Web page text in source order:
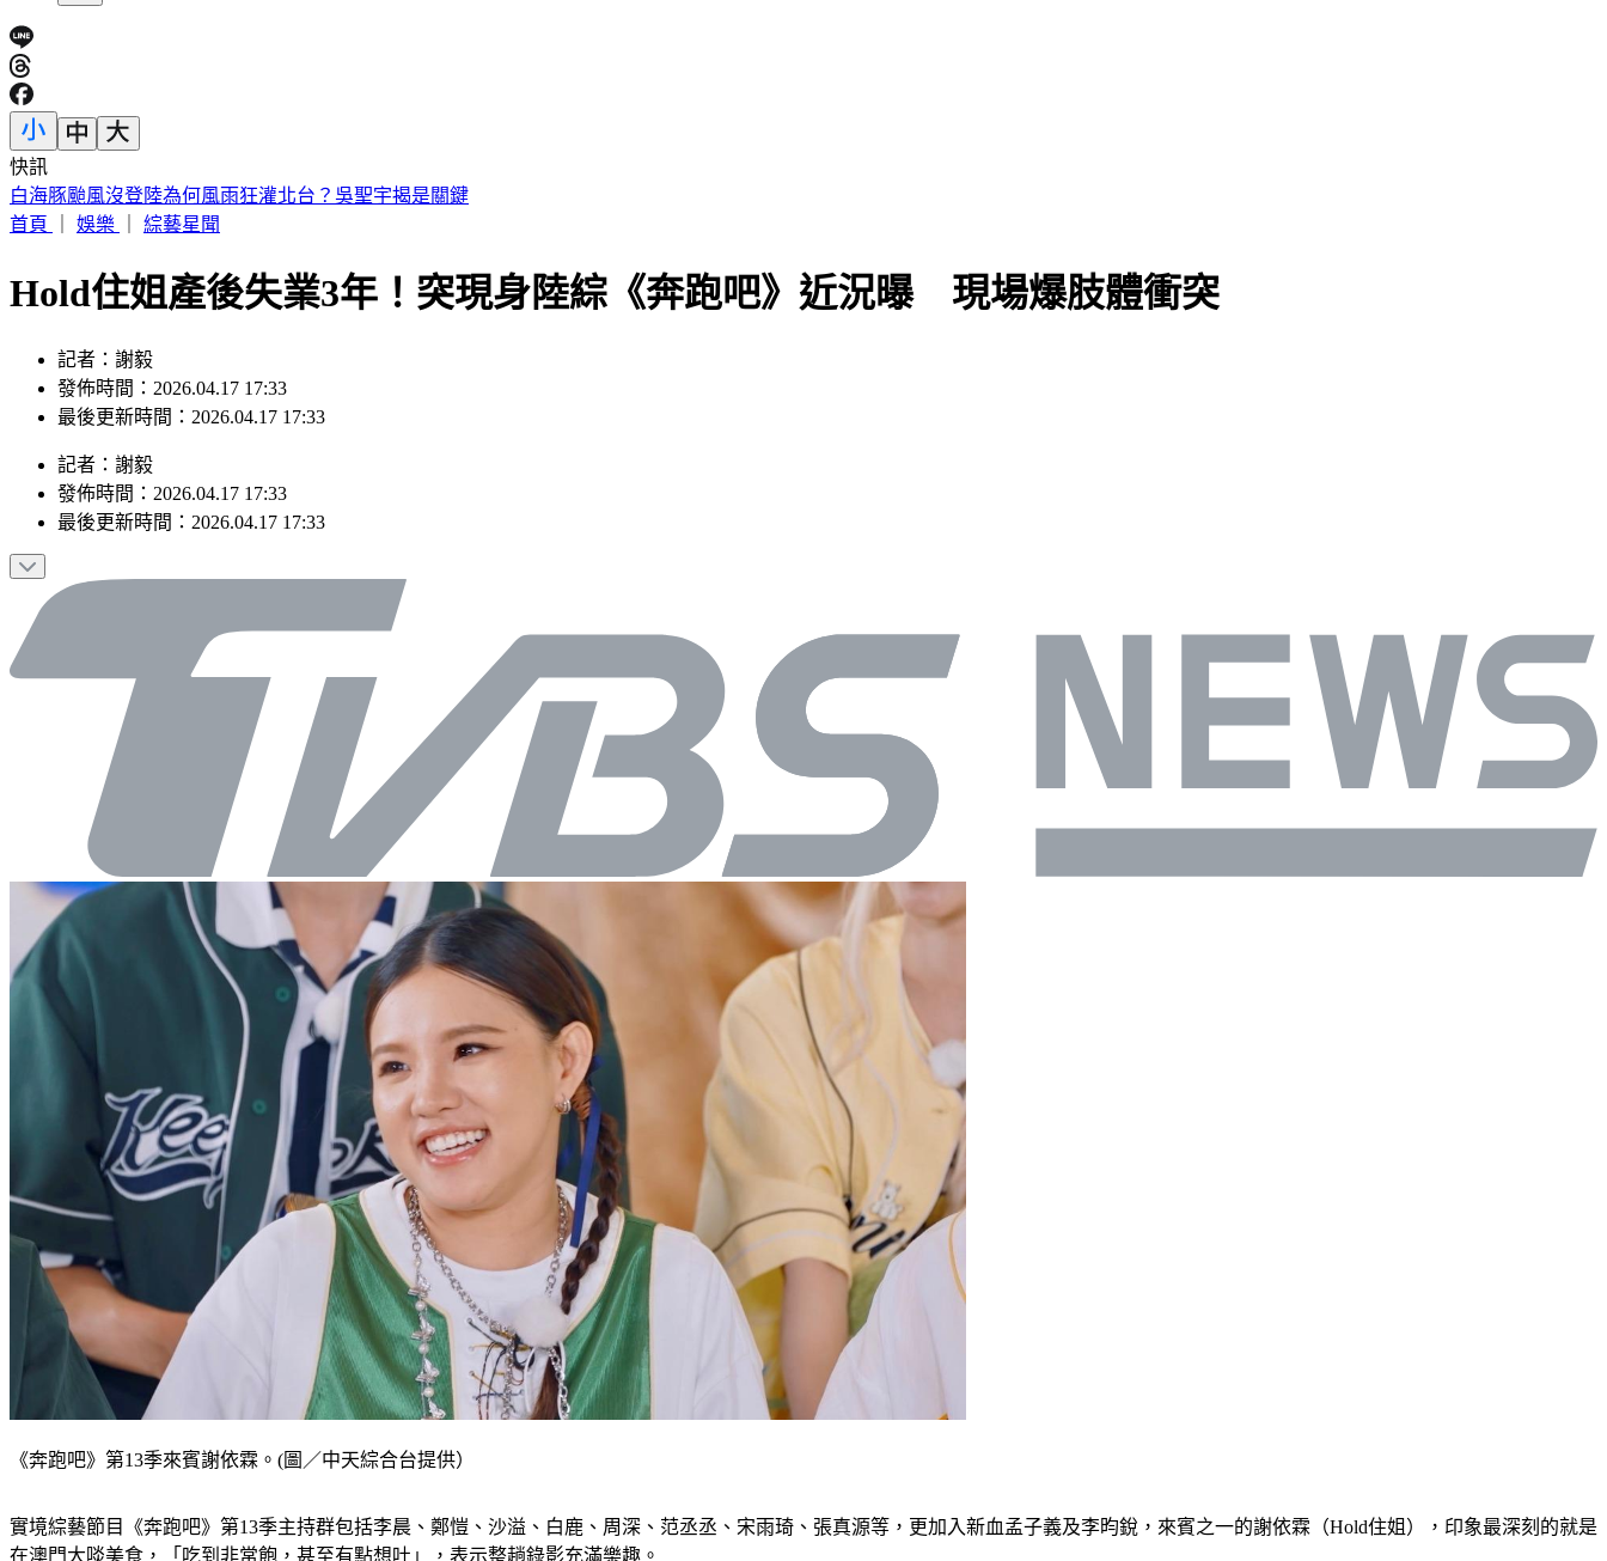
快訊
狄亞茲領22億連續砸鍋 大谷10局關鍵安助道奇止7連敗
首頁
娛樂 綜藝星聞
Hold住姐產後失業3年！突現身陸綜《奔跑吧》近況曝 現場爆肢體衝突
記者：謝毅
發佈時間：2026.04.17 17:33
最後更新時間：2026.04.17 17:33
記者 ： 謝毅
發佈時間： 2026.04.17 17:33
最後更新時間： 2026.04.17 17:33
《奔跑吧》第13季來賓謝依霖。(圖／中天綜合台提供）
實境綜藝節目《奔跑吧》第13季主持群包括李晨、鄭愷、沙溢、白鹿、周深、范丞丞、宋雨琦、張真源等，更加入新血孟子義及李昀銳，來賓之一的謝依霖（Hold住姐），印象最深刻的就是
在澳門大啖美食，「吃到非常飽，甚至有點想吐」，表示整趟錄影充滿樂趣。